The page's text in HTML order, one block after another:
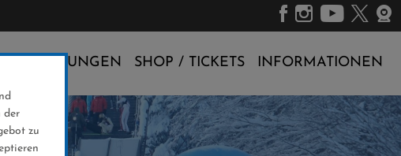
SHOP / TICKETS INFORMATIONEN
der
zu